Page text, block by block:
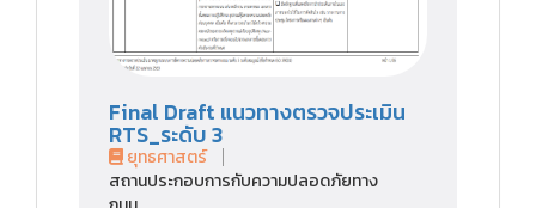
Final Draft แนวทางตรวจประเมิน
RTS_ระดับ 3
ยุทธศาสตร์
สถานประกอบการกับความปลอดภัยทาง